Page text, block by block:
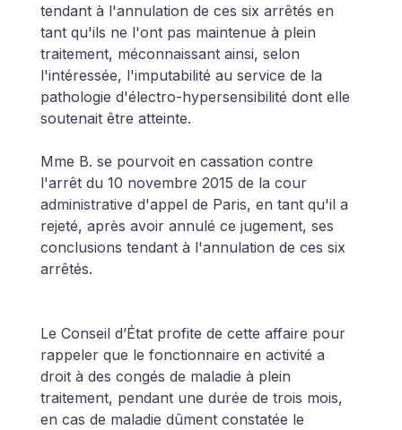
tendant à l'annulation de ces six arrêtés en
tant qu'ils ne l'ont pas maintenue à plein
traitement, méconnaissant ainsi, selon
l'intéressée, l'imputabilité au service de la
pathologie d'électro-hypersensibilité dont elle
soutenait être atteinte.
Mme B. se pourvoit en cassation contre
l'arrêt du 10 novembre 2015 de la cour
administrative d'appel de Paris, en tant qu'il a
rejeté, après avoir annulé ce jugement, ses
conclusions tendant à l'annulation de ces six
arrêtés.
Le Conseil d’État profite de cette affaire pour
rappeler que le fonctionnaire en activité a
droit à des congés de maladie à plein
traitement, pendant une durée de trois mois,
en cas de maladie dûment constatée le